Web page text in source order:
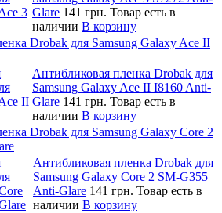
Glare 141 грн. Товар есть в
наличии В корзину
Drobak для Samsung Galaxy Ace II
Антибликовая пленка Drobak для
Samsung Galaxy Ace II I8160 Anti-
Glare 141 грн. Товар есть в
наличии В корзину
Drobak для Samsung Galaxy Core 2
Антибликовая пленка Drobak для
Samsung Galaxy Core 2 SM-G355
Anti-Glare 141 грн. Товар есть в
наличии В корзину